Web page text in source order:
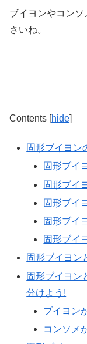
ブイヨンやコン
さいね。
Contents [hide]
固形ブイヨン
固形ブイ
固形ブイ
固形ブイ
固形ブイ
固形ブイ
固形ブイヨン
固形ブイヨン
分けよう!
ブイヨン
コンソメ